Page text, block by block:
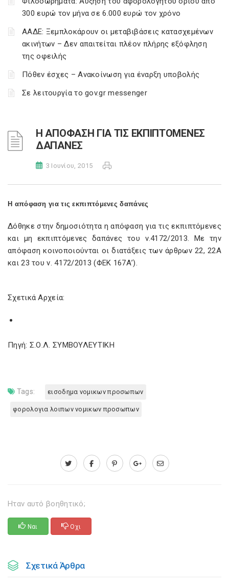
300 ευρώ τον μήνα σε 6.000 ευρώ τον χρόνο
ΑΑΔΕ: Ξεμπλοκάρουν οι μεταβιβάσεις κατασχεμένων
ακινήτων – Δεν απαιτείται πλέον πλήρης εξόφληση
της οφειλής
Πόθεν έσχες – Ανακοίνωση για έναρξη υποβολής
Σε λειτουργία το gov.gr messenger
Η ΑΠΟΦΑΣΗ ΓΙΑ ΤΙΣ ΕΚΠΙΠΤΟΜΕΝΕΣ
ΔΑΠΑΝΕΣ
3 Ιουνίου, 2015
Η απόφαση για τις εκπιπτόμενες δαπάνες
Δόθηκε στην δημοσιότητα η απόφαση για τις εκπιπτόμενες
και μη εκπιπτόμενες δαπάνες του ν.4172/2013. Με την
απόφαση κοινοποιούνται οι διατάξεις των άρθρων 22, 22Α
και 23 του ν. 4172/2013 (ΦΕΚ 167Α’).
Σχετικά Αρχεία:
Πηγή: Σ.Ο.Λ. ΣΥΜΒΟΥΛΕΥΤΙΚΗ
Tags: εισοδημα νομικων προσωπων
φορολογια λοιπων νομικων προσωπων
Ηταν αυτό βοηθητικό;
Ναι Οχι
Σχετικά Άρθρα